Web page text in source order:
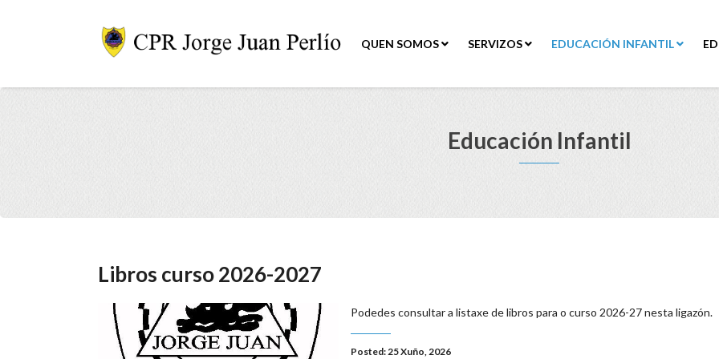
QUEN SOMOS SERVIZOS EDUCACIÓN INFANTIL
Educación Infantil
Libros curso 2026-2027
Podedes consultar a listaxe de libros para o curso 2026-27 nesta ligazón.
Posted: 25 Xuño, 2026